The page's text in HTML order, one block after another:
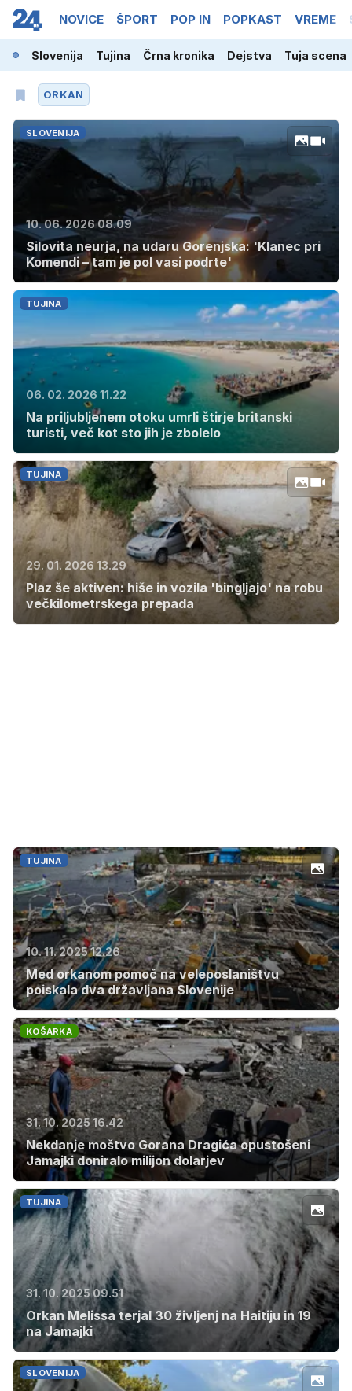
NOVICE ŠPORT POP IN POPKAST VREME
Slovenija Tujina Črna kronika Dejstva Tuja scena
ORKAN
SLOVENIJA
10. 06. 2026 08.09
Silovita neurja, na udaru Gorenjska: 'Klanec pri
Komendi – tam je pol vasi podrte'
TUJINA
06. 02. 2026 11.22
Na priljubljenem otoku umrli štirje britanski
turisti, več kot sto jih je zbolelo
TUJINA
29. 01. 2026 13.29
Plaz še aktiven: hiše in vozila 'bingljajo' na robu
večkilometrskega prepada
TUJINA
10. 11. 2025 12.26
Med orkanom pomoč na veleposlaništvu
poiskala dva državljana Slovenije
KOŠARKA
31. 10. 2025 16.42
Nekdanje moštvo Gorana Dragića opustošeni
Jamajki doniralo milijon dolarjev
TUJINA
31. 10. 2025 09.51
Orkan Melissa terjal 30 življenj na Haitiju in 19
na Jamajki
SLOVENIJA